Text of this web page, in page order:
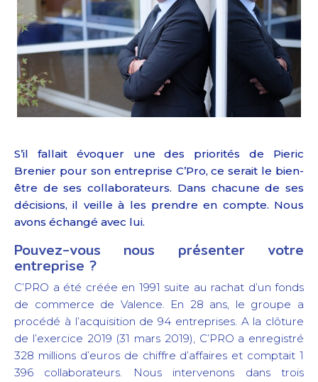
S’il fallait évoquer une des priorités de Pieric
Brenier pour son entreprise C’Pro, ce serait le bien-
être de ses collaborateurs. Dans chacune de ses
décisions, il veille à les prendre en compte. Nous
avons échangé avec lui.
Pouvez-vous nous présenter votre
entreprise ?
C’PRO a été créée en 1991 suite au rachat d’un fonds
de commerce de Valence. En 28 ans, le groupe a
procédé à l’acquisition de 94 entreprises. A la clôture
de l’exercice 2019 (31 mars 2019), C’PRO a enregistré
328 millions d’euros de chiffre d’affaires et comptait 1
396 collaborateurs. Nous intervenons dans trois